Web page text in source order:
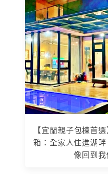
【宜蘭親子包棟首
箱：全家人住進湖畔
像回到